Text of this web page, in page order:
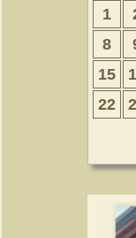
1
8
15
22